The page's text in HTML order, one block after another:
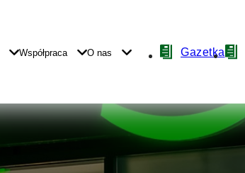
Współpraca O nas
NawigacjaGazetka